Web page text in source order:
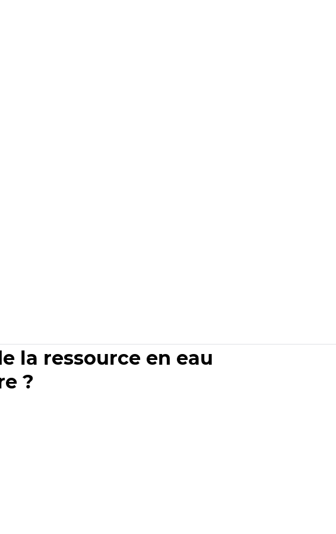
la ressource en eau
?